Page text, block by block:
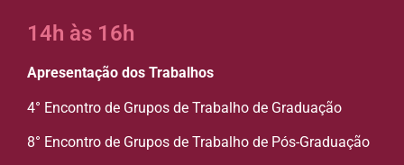
14h às 16h
Apresentação dos Trabalhos
4° Encontro de Grupos de Trabalho de Graduação
8° Encontro de Grupos de Trabalho de Pós-Graduação